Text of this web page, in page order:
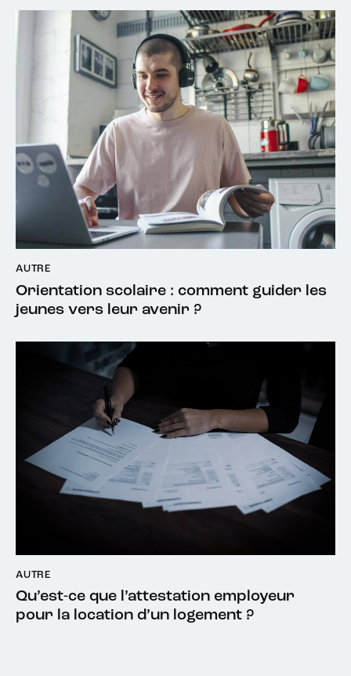
AUTRE
Orientation scolaire : comment guider les
jeunes vers leur avenir ?
AUTRE
Qu’est-ce que l’attestation employeur
pour la location d’un logement ?